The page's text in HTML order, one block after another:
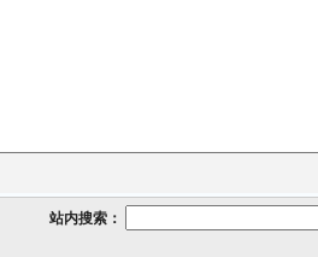
站内搜索：